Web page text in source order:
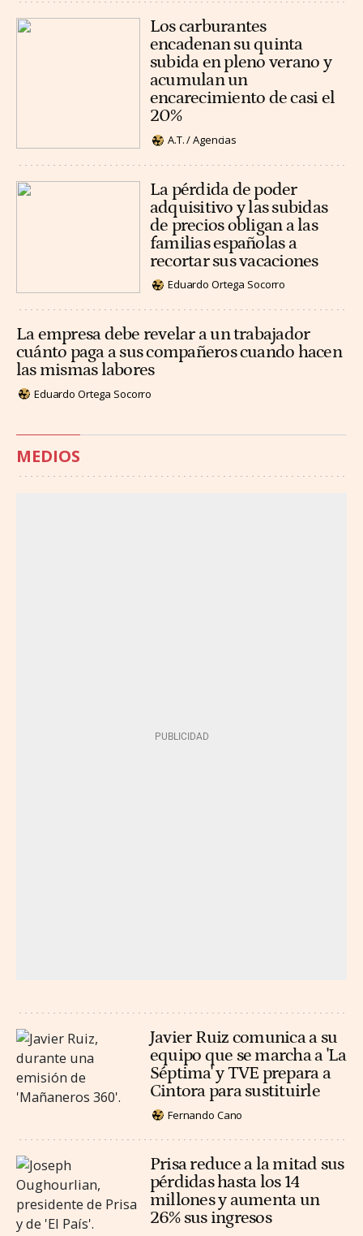
Los carburantes
encadenan su quinta
subida en pleno verano y
acumulan un
encarecimiento de casi el
20%
A.T. / Agencias
La pérdida de poder
adquisitivo y las subidas
de precios obligan a las
familias españolas a
recortar sus vacaciones
Eduardo Ortega Socorro
La empresa debe revelar a un trabajador
cuánto paga a sus compañeros cuando hacen
las mismas labores
Eduardo Ortega Socorro
MEDIOS
Javier Ruiz comunica a su
equipo que se marcha a 'La
Séptima' y TVE prepara a
Cintora para sustituirle
Fernando Cano
Prisa reduce a la mitad sus
pérdidas hasta los 14
millones y aumenta un
26% sus ingresos